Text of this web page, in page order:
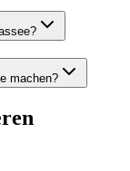
machen?